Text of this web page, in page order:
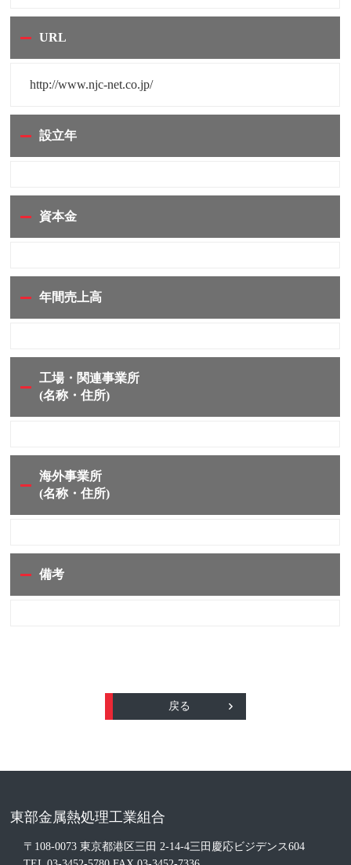
URL
http://www.njc-net.co.jp/
設立年
資本金
年間売上高
工場・関連事業所
(名称・住所)
海外事業所
(名称・住所)
備考
戻る
東部金属熱処理工業組合
〒108-0073 東京都港区三田 2-14-4三田慶応ビジデンス604